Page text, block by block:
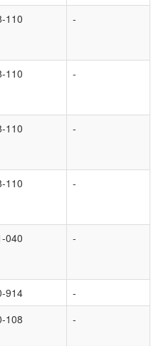
110 -
110 -
110 -
110 -
040 -
914
-
108 -